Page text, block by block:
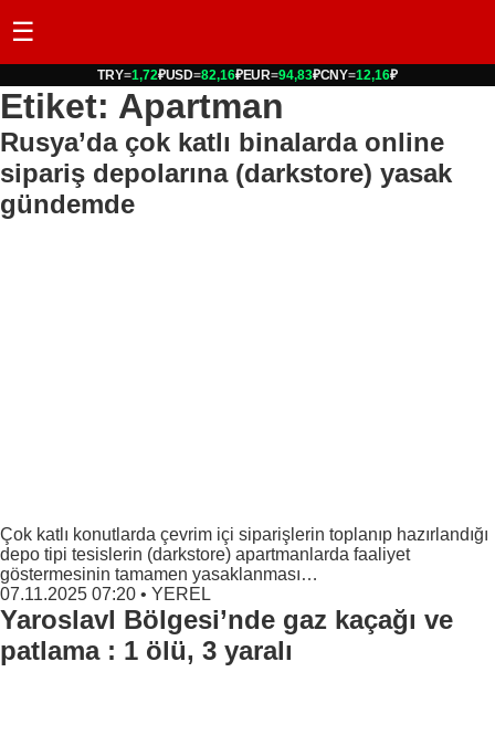
☰
TRY=1,72₽USD=82,16₽EUR=94,83₽CNY=12,16₽
Etiket: Apartman
Rusya’da çok katlı binalarda online
sipariş depolarına (darkstore) yasak
gündemde
Çok katlı konutlarda çevrim içi siparişlerin toplanıp hazırlandığı
depo tipi tesislerin (darkstore) apartmanlarda faaliyet
göstermesinin tamamen yasaklanması…
07.11.2025 07:20 • YEREL
Yaroslavl Bölgesi’nde gaz kaçağı ve
patlama : 1 ölü, 3 yaralı